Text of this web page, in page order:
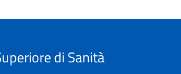
di Sanità